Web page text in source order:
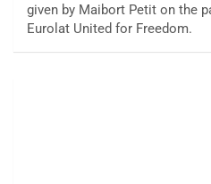
given by Maibort Petit on the
Eurolat United for Freedom.